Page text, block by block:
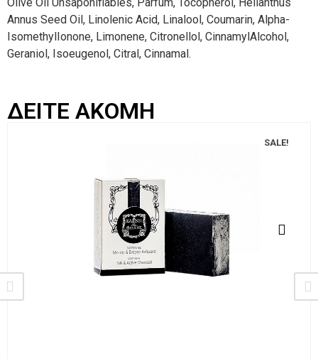
Olive Oil Unsaponifiables, Parfum, Tocopherol, Helianthus
Annus Seed Oil, Linolenic Acid, Linalool, Coumarin, Alpha-
IsomethylIonone, Limonene, Citronellol, CinnamylAlcohol,
Geraniol, Isoeugenol, Citral, Cinnamal.
ΔΕΙΤΕ ΑΚΟΜΗ
SALE!